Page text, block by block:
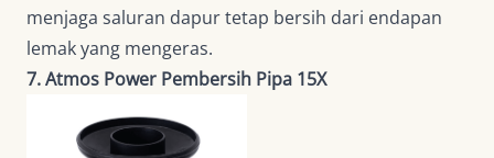
menjaga saluran dapur tetap bersih dari endapan
lemak yang mengeras.
7. Atmos Power Pembersih Pipa 15X